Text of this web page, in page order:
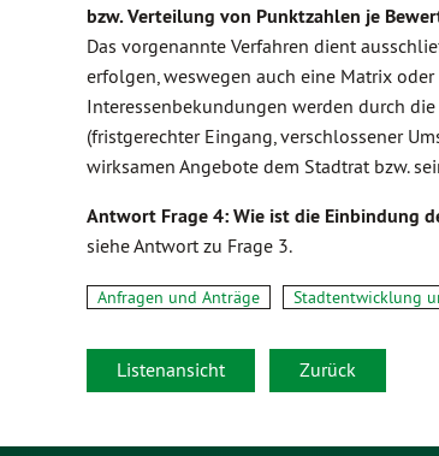
bzw. Verteilung von Punktzahlen je
Das vorgenannte Verfahren dient
erfolgen, weswegen auch eine Matrix
Interessenbekundungen werden durch
(fristgerechter Eingang, verschlossener
wirksamen Angebote dem Stadtrat bzw.
Antwort Frage 4: Wie ist die Einbindung
siehe Antwort zu Frage 3.
Anfragen und Anträge Stadtentwicklung
Listenansicht Zurück